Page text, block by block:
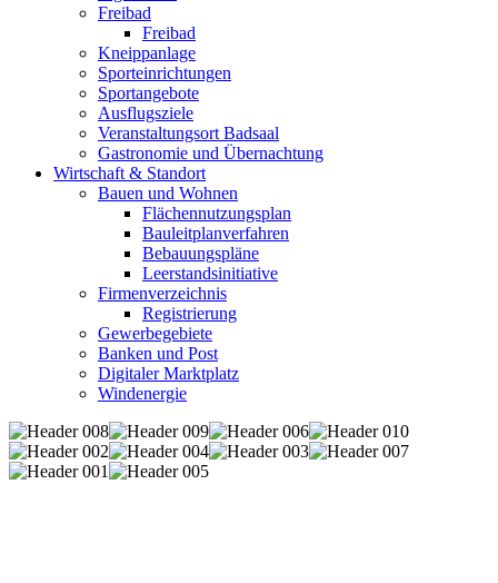
Freibad
Freibad
Kneippanlage
Sporteinrichtungen
Sportangebote
Ausflugsziele
Veranstaltungsort Badsaal
Gastronomie und Übernachtung
Wirtschaft & Standort
Bauen und Wohnen
Flächennutzungsplan
Bauleitplanverfahren
Bebauungspläne
Leerstandsinitiative
Firmenverzeichnis
Registrierung
Gewerbegebiete
Banken und Post
Digitaler Marktplatz
Windenergie